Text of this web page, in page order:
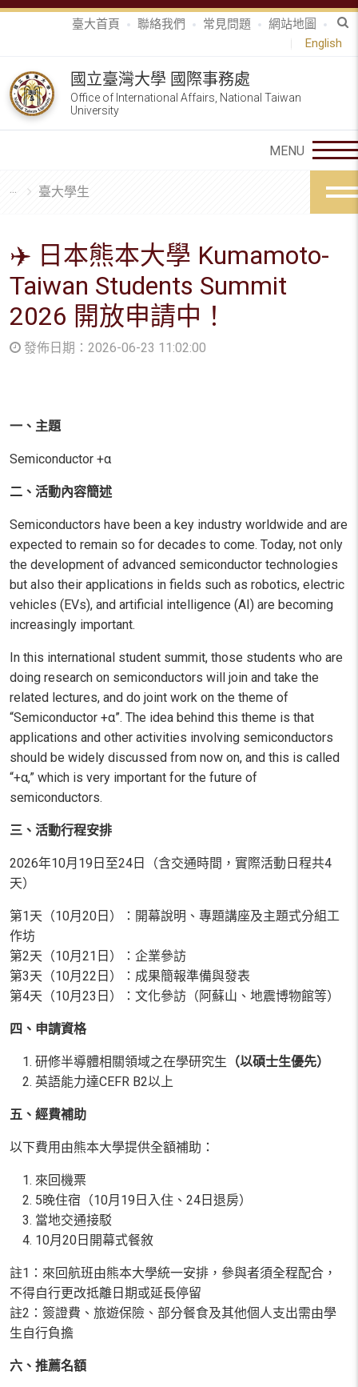
臺大首頁 聯絡我們 常見問題
網站地圖
English
國立臺灣大學 國際事務處
Office of International Affairs, National Taiwan
University
臺大學生
✈️ 日本熊本大學 Kumamoto-
Taiwan Students Summit
2026 開放申請中！
發佈日期：2026-06-23 11:02:00
一、主題
Semiconductor +α
二、活動內容簡述
Semiconductors have been a key industry worldwide and are
expected to remain so for decades to come. Today, not only
the development of advanced semiconductor technologies
but also their applications in fields such as robotics, electric
vehicles (EVs), and artificial intelligence (AI) are becoming
increasingly important.
In this international student summit, those students who are
doing research on semiconductors will join and take the
related lectures, and do joint work on the theme of
“Semiconductor +α”. The idea behind this theme is that
applications and other activities involving semiconductors
should be widely discussed from now on, and this is called
“+α,” which is very important for the future of
semiconductors.
三、活動行程安排
2026年10月 19 日至24 日（含交通時間，實際活動日程共4
天）
第1天（10月 20 日）：開幕說明、專題講座及主題式分組工
作坊
第2天（10月 21 日）：企業參訪
第3天（10月 22 日）：成果簡報準備與發表
第4天（10月 23 日）：文化參訪（阿蘇山、地震博物館等）
四、申請資格
研修半導體相關領域之在學研究生 （以碩士生優先）
英語能力達CEFR B2以上
五、經費補助
以下費用由熊本大學提供全額補助：
來回機票
5晚住宿（10月 19 日入住、 24 日退房）
當地交通接駁
10月 20 日開幕式餐敘
註1 ：來回航班由熊本大學統一安排，參與者須全程配合，
不得自行更改抵離日期或延長停留
註2 ：簽證費、旅遊保險、部分餐食及其他個人支出需由學
生自行負擔
六、推薦名額